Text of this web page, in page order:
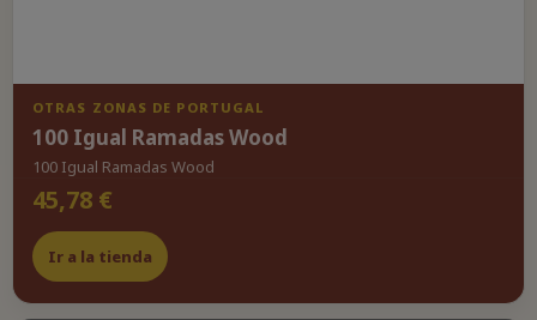
OTRAS ZONAS DE PORTUGAL
100 Igual Ramadas Wood
100 Igual Ramadas Wood
45,78 €
Ir a la tienda